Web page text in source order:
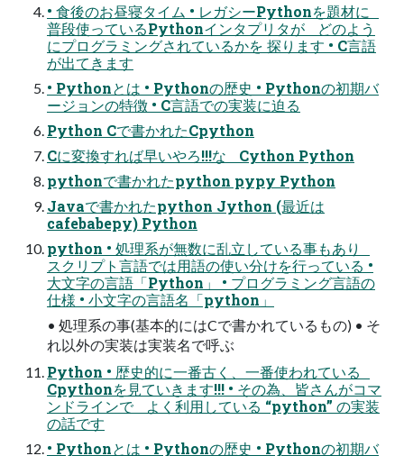
• 食後のお昼寝タイム • レガシーPythonを題材に
普段使っているPythonインタプリタが どのよう
にプログラミングされているかを 探ります • C言語
が出てきます
• Pythonとは • Pythonの歴史 • Pythonの初期バ
ージョンの特徴 • C言語での実装に迫る
Python Cで書かれたCpython
Cに変換すれば早いやろ!!!な Cython Python
pythonで書かれたpython pypy Python
Javaで書かれたpython Jython (最近は
cafebabepy) Python
python • 処理系が無数に乱立している事もあり
スクリプト言語では用語の使い分けを行っている •
大文字の言語「Python」 • プログラミング言語の
仕様 • 小文字の言語名「python」
• 処理系の事(基本的にはCで書かれているもの) • そ
れ以外の実装は実装名で呼ぶ
Python • 歴史的に一番古く、一番使われている
Cpythonを見ていきます!!! • その為、皆さんがコマ
ンドラインで よく利用している “python” の実装
の話です
• Pythonとは • Pythonの歴史 • Pythonの初期バ